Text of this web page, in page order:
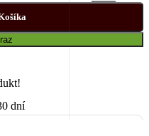
dní